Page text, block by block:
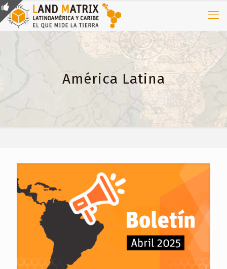
América Latina